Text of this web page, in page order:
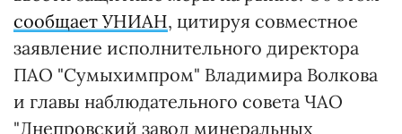
сообщает УНИАН, цитируя совместное
заявление исполнительного директора
ПАО "Сумыхимпром" Владимира Волкова
и главы наблюдательного совета ЧАО
"Днепровский завод минеральных